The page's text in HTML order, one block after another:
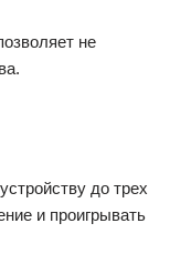
не
до трех
и проигрывать